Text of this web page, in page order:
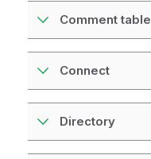
Comment table
Connect
Directory